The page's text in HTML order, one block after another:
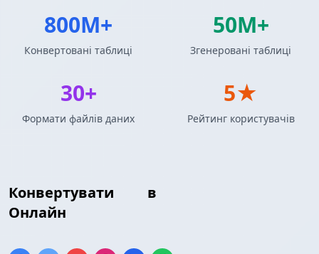
Конвертувати в
Онлайн
800M+
Конвертовані таблиці
50M+
Згенеровані таблиці
30+
Формати файлів даних
5★
Рейтинг користувачів